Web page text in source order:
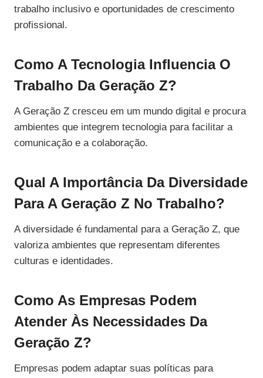
trabalho inclusivo e oportunidades de crescimento
profissional.
Como A Tecnologia Influencia O
Trabalho Da Geração Z?
A Geração Z cresceu em um mundo digital e procura
ambientes que integrem tecnologia para facilitar a
comunicação e a colaboração.
Qual A Importância Da Diversidade
Para A Geração Z No Trabalho?
A diversidade é fundamental para a Geração Z, que
valoriza ambientes que representam diferentes
culturas e identidades.
Como As Empresas Podem
Atender Às Necessidades Da
Geração Z?
Empresas podem adaptar suas políticas para